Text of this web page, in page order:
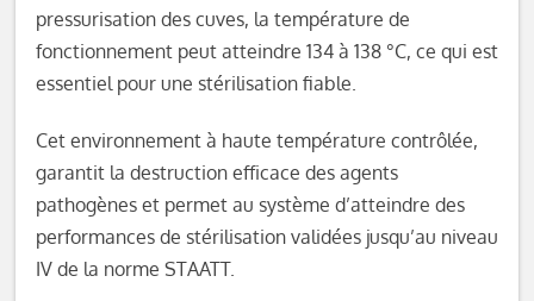
pressurisation des cuves, la température de
fonctionnement peut atteindre 134 à 138 °C, ce qui est
essentiel pour une stérilisation fiable.
Cet environnement à haute température contrôlée,
garantit la destruction efficace des agents
pathogènes et permet au système d’atteindre des
performances de stérilisation validées jusqu’au niveau
IV de la norme STAATT.